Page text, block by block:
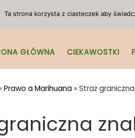
GŁÓWNA CIEKAWOSTKI
Prawo a Marihuana » Straż
Ta strona korzysta z ciasteczek aby